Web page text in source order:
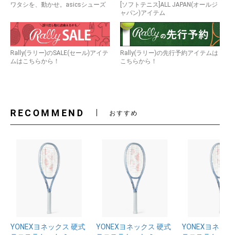
ワタシを、動かせ。asicsシューズ
[ソフトテニス]ALL JAPAN(オールジ
ャパン)アイテム
Rally(ラリー)のSALE(セール)アイテ
ムはこちらから！
Rally(ラリー)の先行予約アイテムは
こちらから！
RECOMMEND おすすめ
YONEXヨネックス 硬式
YONEXヨネックス 硬式
YONEXヨネッ